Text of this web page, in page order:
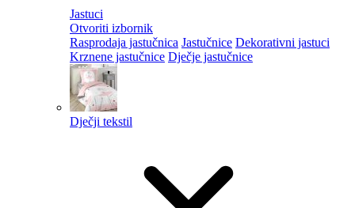
Jastuci
Otvoriti izbornik
Rasprodaja jastučnica Jastučnice Dekorativni jastuci
Krznene jastučnice Dječje jastučnice
Dječji tekstil